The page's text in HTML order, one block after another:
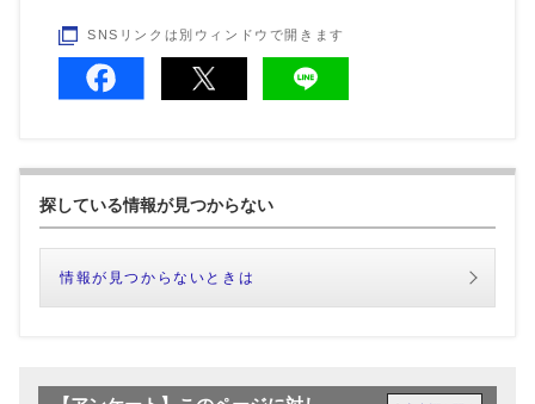
SNSリンクは別ウィンドウで開きます
探している情報が見つからない
情報が見つからないときは